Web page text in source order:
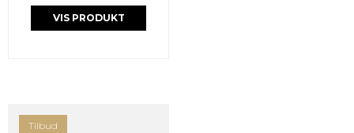
VIS PRODUKT
Tilbud